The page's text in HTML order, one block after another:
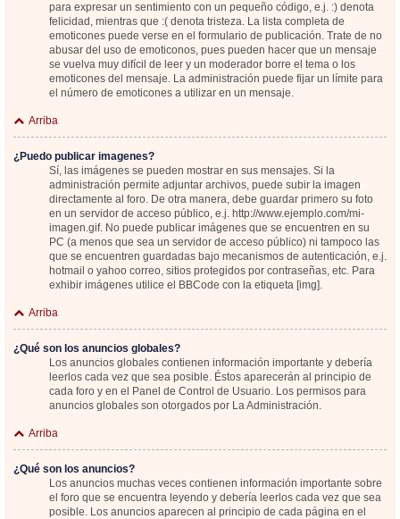
para expresar un sentimiento con un pequeño código, e.j. :) denota
felicidad, mientras que :( denota tristeza. La lista completa de
emoticones puede verse en el formulario de publicación. Trate de no
abusar del uso de emoticonos, pues pueden hacer que un mensaje
se vuelva muy difícil de leer y un moderador borre el tema o los
emoticones del mensaje. La administración puede fijar un límite para
el número de emoticones a utilizar en un mensaje.
Arriba
¿Puedo publicar imagenes?
Sí, las imágenes se pueden mostrar en sus mensajes. Si la
administración permite adjuntar archivos, puede subir la imagen
directamente al foro. De otra manera, debe guardar primero su foto
en un servidor de acceso público, e.j. http://www.ejemplo.com/mi-
imagen.gif. No puede publicar imágenes que se encuentren en su
PC (a menos que sea un servidor de acceso público) ni tampoco las
que se encuentren guardadas bajo mecanismos de autenticación, e.j.
hotmail o yahoo correo, sitios protegidos por contraseñas, etc. Para
exhibir imágenes utilice el BBCode con la etiqueta [img].
Arriba
¿Qué son los anuncios globales?
Los anuncios globales contienen información importante y debería
leerlos cada vez que sea posible. Éstos aparecerán al principio de
cada foro y en el Panel de Control de Usuario. Los permisos para
anuncios globales son otorgados por La Administración.
Arriba
¿Qué son los anuncios?
Los anuncios muchas veces contienen información importante sobre
el foro que se encuentra leyendo y debería leerlos cada vez que sea
posible. Los anuncios aparecen al principio de cada página en el